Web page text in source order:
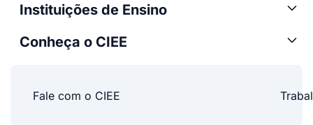
Instituições de Ensino
Conheça o CIEE
Fale com o CIEE